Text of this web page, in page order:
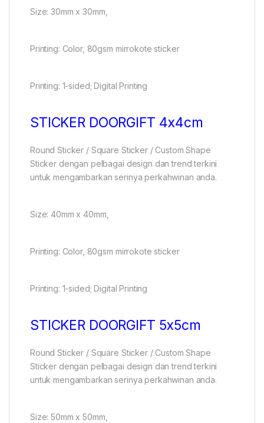
Size: 30mm x 30mm,
Printing: Color, 80gsm mirrokote sticker
Printing: 1-sided; Digital Printing
STICKER DOORGIFT 4x4cm
Round Sticker / Square Sticker / Custom Shape
Sticker dengan pelbagai design dan trend terkini
untuk mengambarkan serinya perkahwinan anda.
Size: 40mm x 40mm,
Printing: Color, 80gsm mirrokote sticker
Printing: 1-sided; Digital Printing
STICKER DOORGIFT 5x5cm
Round Sticker / Square Sticker / Custom Shape
Sticker dengan pelbagai design dan trend terkini
untuk mengambarkan serinya perkahwinan anda.
Size: 50mm x 50mm,